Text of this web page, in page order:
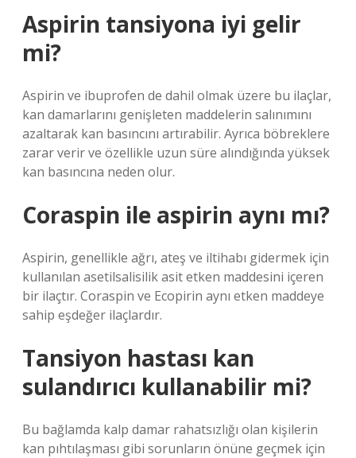
Aspirin tansiyona iyi gelir
mi?
Aspirin ve ibuprofen de dahil olmak üzere bu ilaçlar,
kan damarlarını genişleten maddelerin salınımını
azaltarak kan basıncını artırabilir. Ayrıca böbreklere
zarar verir ve özellikle uzun süre alındığında yüksek
kan basıncına neden olur.
Coraspin ile aspirin aynı mı?
Aspirin, genellikle ağrı, ateş ve iltihabı gidermek için
kullanılan asetilsalisilik asit etken maddesini içeren
bir ilaçtır. Coraspin ve Ecopirin aynı etken maddeye
sahip eşdeğer ilaçlardır.
Tansiyon hastası kan
sulandırıcı kullanabilir mi?
Bu bağlamda kalp damar rahatsızlığı olan kişilerin
kan pıhtılaşması gibi sorunların önüne geçmek için